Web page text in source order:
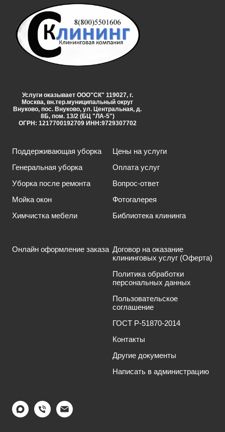
Услуги оказывает ООО"СК" 119027, г.
Москва, вн.тер.муниципальный округ
Внуково, пос. Внуково, ул. Центральная, д.
8Б, пом. 13/2 (БЦ "ЛА-5")
ОГРН: 1217700192709 ИНН:9729307702
Поддерживающая уборка
Генеральная уборка
Уборка после ремонта
Мойка окон
Химчистка мебели
Цены на услуги
Оплата услуг
Вопрос-ответ
Фотогалерея
Библиотека клининга
Онлайн оформление заказа Договор на оказание
клининговых услуг (Оферта)
Политика обработки
персональных данных
Пользовательское
соглашение
ГОСТ Р-51870-2014
Контакты
Другие документы
Написать в администрацию